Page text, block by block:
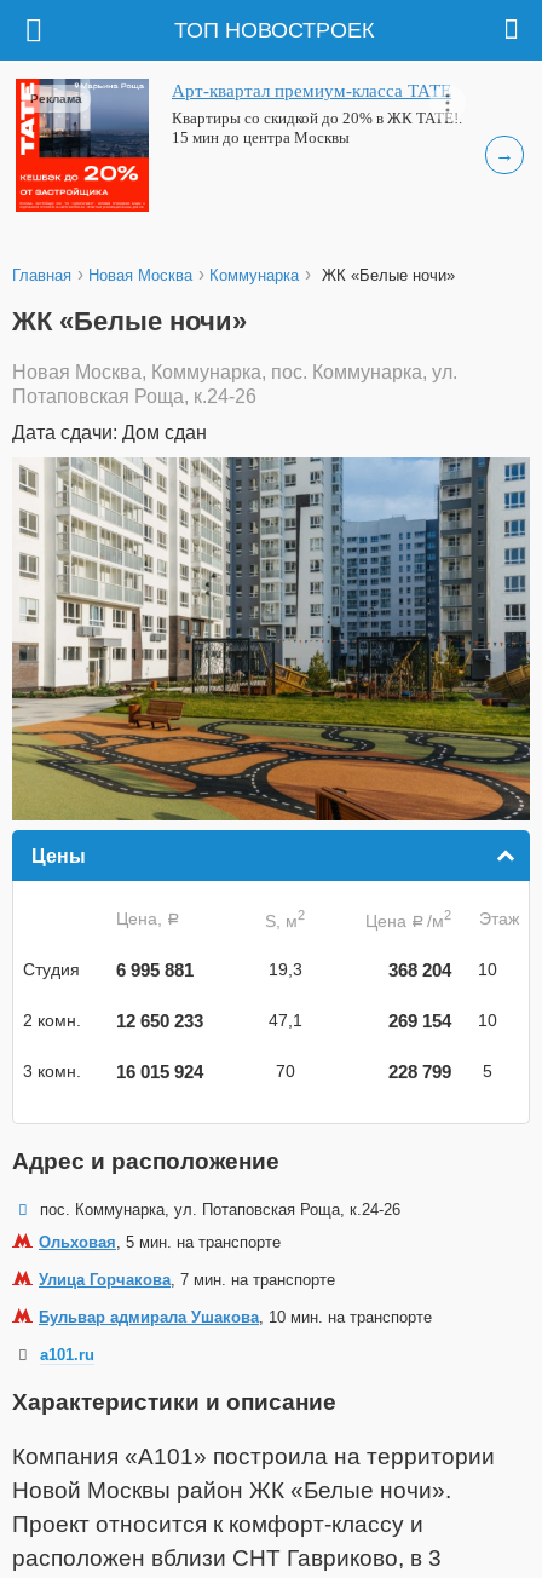
ТОП НОВОСТРОЕК
→
Арт-квартал премиум-класса ТАТЕ
Квартиры со скидкой до 20% в ЖК ТАТЕ!.
15 мин до центра Москвы
Реклама
Главная › Новая Москва › Коммунарка › ЖК «Белые ночи»
ЖК «Белые ночи»
Новая Москва, Коммунарка, пос. Коммунарка, ул.
Потаповская Роща, к.24-26
Дата сдачи: Дом сдан
Цены
Цена, a S, м2 Цена a /м2 Этаж
Студия 6 995 881 19,3 368 204 10
2 комн. 12 650 233 47,1 269 154 10
3 комн. 16 015 924 70 228 799 5
Адрес и расположение
пос. Коммунарка, ул. Потаповская Роща, к.24-26
Ольховая, 5 мин. на транспорте
Улица Горчакова, 7 мин. на транспорте
Бульвар адмирала Ушакова, 10 мин. на транспорте
a101.ru
Характеристики и описание
Компания «А101» построила на территории
Новой Москвы район ЖК «Белые ночи».
Проект относится к комфорт-классу и
расположен вблизи СНТ Гавриково, в 3